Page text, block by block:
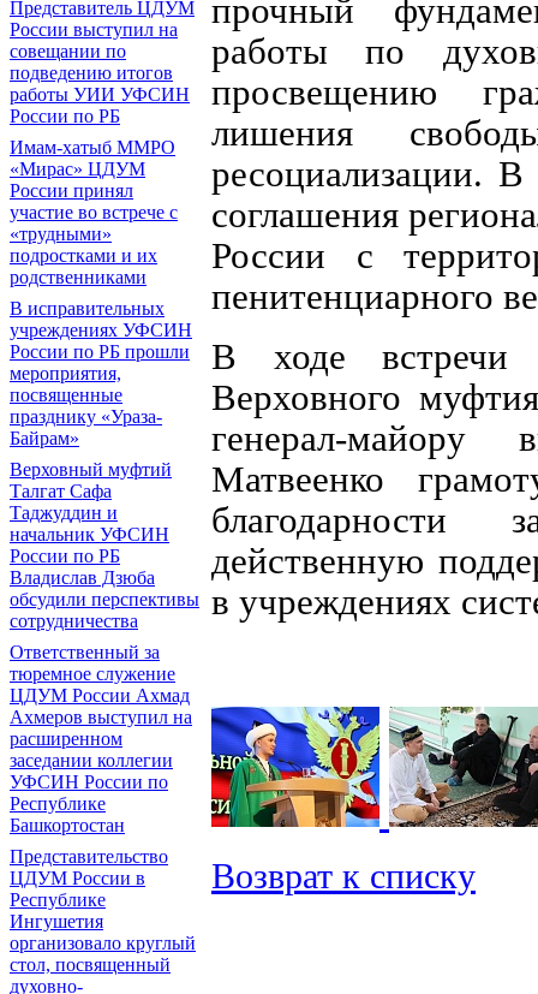
Представитель ЦДУМ
России выступил на
совещании по
подведению итогов
работы УИИ УФСИН
России по РБ
Имам-хатыб ММРО
«Мирас» ЦДУМ
России принял
участие во встрече с
«трудными»
подростками и их
родственниками
В исправительных
учреждениях УФСИН
России по РБ прошли
мероприятия,
посвященные
празднику «Ураза-
Байрам»
Верховный муфтий
Талгат Сафа
Таджуддин и
начальник УФСИН
России по РБ
Владислав Дзюба
обсудили перспективы
сотрудничества
Ответственный за
тюремное служение
ЦДУМ России Ахмад
Ахмеров выступил на
расширенном
заседании коллегии
УФСИН России по
Республике
Башкортостан
Представительство
ЦДУМ России в
Республике
Ингушетия
организовало круглый
стол, посвященный
духовно-
прочный
работы по
просвещению
лишения
ресоциализации.
соглашения
России с
пенитенциарного
В ходе
Верховного
генерал-майору
Матвеенко
действенную
в учреждениях
Возврат к списку